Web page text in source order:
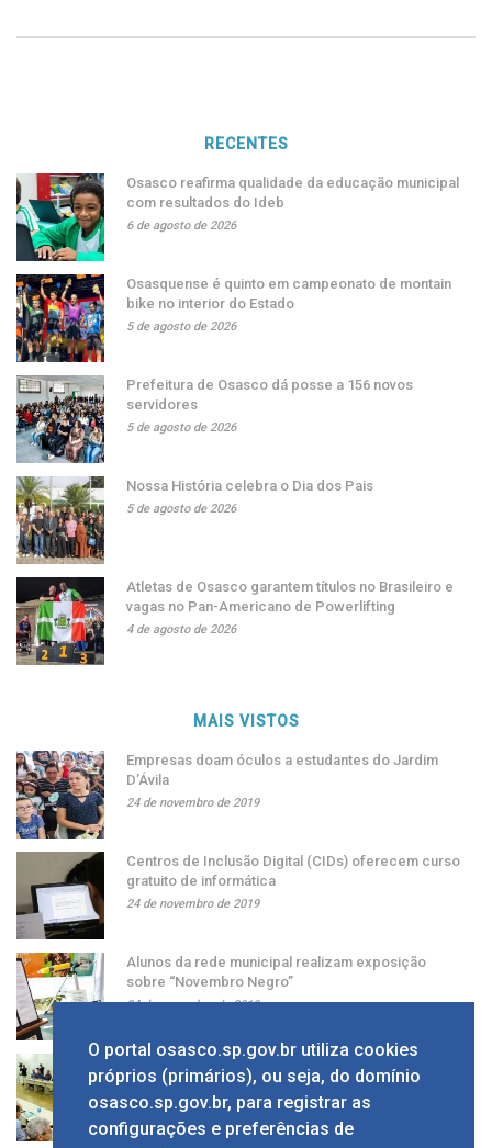
RECENTES
Osasco reafirma qualidade da educação municipal
com resultados do Ideb
6 de agosto de 2026
Osasquense é quinto em campeonato de montain
bike no interior do Estado
5 de agosto de 2026
Prefeitura de Osasco dá posse a 156 novos
servidores
5 de agosto de 2026
Nossa História celebra o Dia dos Pais
5 de agosto de 2026
Atletas de Osasco garantem títulos no Brasileiro e
vagas no Pan-Americano de Powerlifting
4 de agosto de 2026
MAIS VISTOS
Empresas doam óculos a estudantes do Jardim
D’Ávila
24 de novembro de 2019
Centros de Inclusão Digital (CIDs) oferecem curso
gratuito de informática
24 de novembro de 2019
Alunos da rede municipal realizam exposição
sobre “Novembro Negro”
24 de novembro de 2019
Grupo apresenta ao prefeito sugestão de alíquota
única de ISS
24 de novembro de 2019
O portal osasco.sp.gov.br utiliza cookies
próprios (primários), ou seja, do domínio
osasco.sp.gov.br, para registrar as
configurações e preferências de